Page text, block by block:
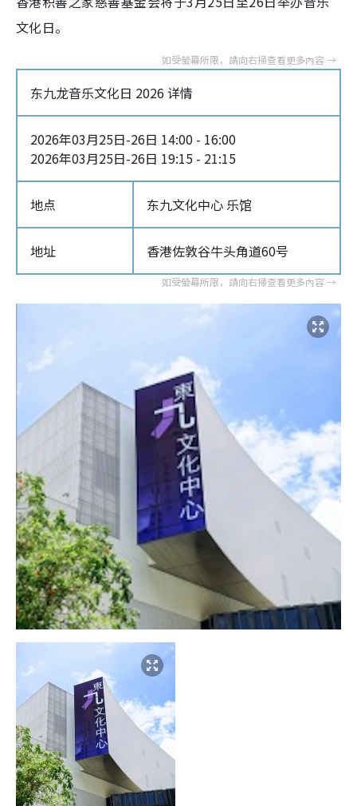
文化日。
东九龙音乐文化日 2026 详情
2026年03月25日-26日 14:00 - 16:00
2026年03月25日-26日 19:15 - 21:15
地点 东九文化中心 乐馆
地址 香港佐敦谷牛头角道60号